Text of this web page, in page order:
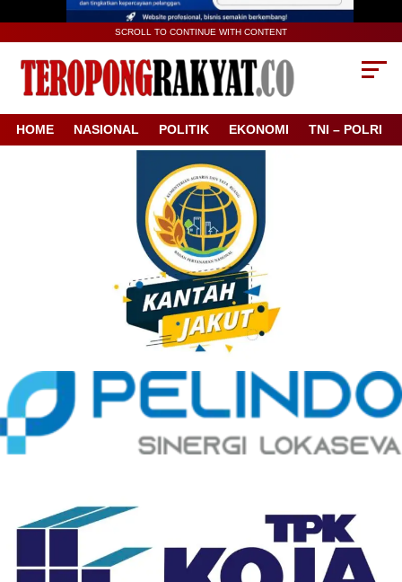
SCROLL TO CONTINUE WITH CONTENT
HOME NASIONAL POLITIK EKONOMI TNI – POLRI